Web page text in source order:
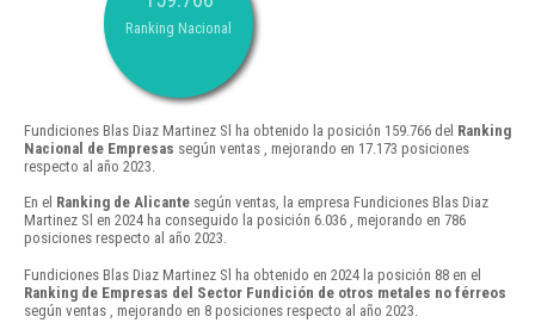
Ranking Nacional
Fundiciones Blas Diaz Martinez Sl ha obtenido la posición 159.766 del Ranking
Nacional de Empresas según ventas , mejorando en 17.173 posiciones
respecto al año 2023.
En el Ranking de Alicante según ventas, la empresa Fundiciones Blas Diaz
Martinez Sl en 2024 ha conseguido la posición 6.036 , mejorando en 786
posiciones respecto al año 2023.
Fundiciones Blas Diaz Martinez Sl ha obtenido en 2024 la posición 88 en el
Ranking de Empresas del Sector Fundición de otros metales no férreos
según ventas , mejorando en 8 posiciones respecto al año 2023.